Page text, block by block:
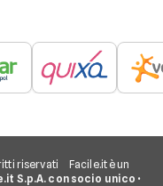
riservati
Facile.it è un
S.p.A. con socio unico •